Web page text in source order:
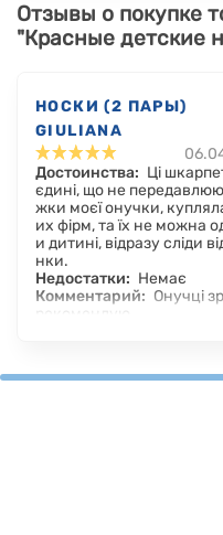
Отзывы о покупке
"Красные детские
НОСКИ (2 ПАРЫ)
GIULIANA
Достоинства: Ці
єдині, що не
жки моєї онучки,
их фірм, та їх не можна
и дитині, відразу сліди
нки.
Недостатки: Немає
Комментарий: Онучці